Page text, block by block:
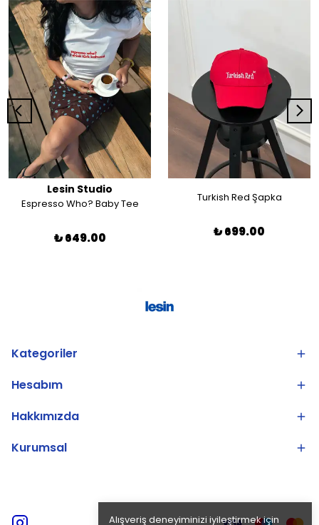
Alışveriş deneyiminizi iyileştirmek için
Lesin Studio
Espresso Who? Baby Tee
₺ 649.00
Turkish Red Şapka
₺ 699.00
Kategoriler
Hesabım
Hakkımızda
Kurumsal